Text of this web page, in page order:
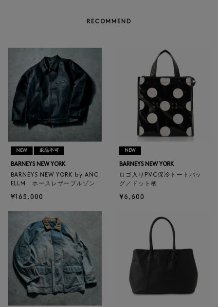
RECOMMEND
NEW 返品不可
BARNEYS NEW YORK
BARNEYS NEW YORK by ANC
ELLM ホースレザーブルゾン
¥165,000
NEW
BARNEYS NEW YORK
ロゴ入りPVC保冷トートバッ
グ／ドット柄
¥6,600